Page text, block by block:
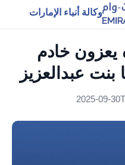
وكالة أنباء الإمارات
يعزون خادم
بنت عبدالعزيز
2025-09-